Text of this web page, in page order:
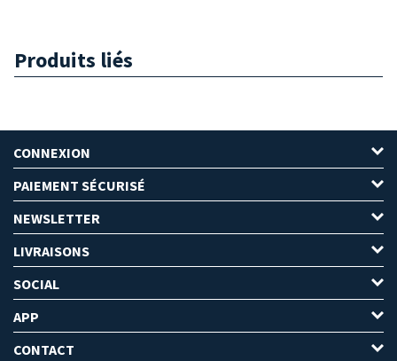
Produits liés
CONNEXION
PAIEMENT SÉCURISÉ
NEWSLETTER
LIVRAISONS
SOCIAL
APP
CONTACT